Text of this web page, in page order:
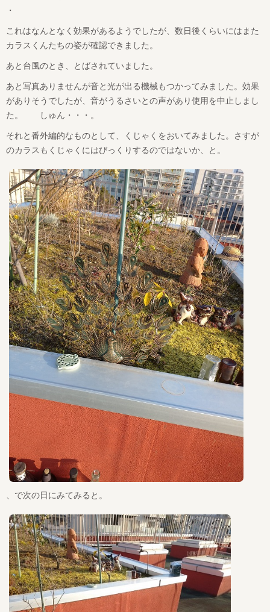
・
これはなんとなく効果があるようでしたが、数日後くらいにはまた
カラスくんたちの姿が確認できました。
あと台風のとき、とばされていました。
あと写真ありませんが音と光が出る機械もつかってみました。効果
がありそうでしたが、音がうるさいとの声があり使用を中止しまし
た。 しゅん・・・。
それと番外編的なものとして、くじゃくをおいてみました。さすが
のカラスもくじゃくにはびっくりするのではないか、と。
、で次の日にみてみると。